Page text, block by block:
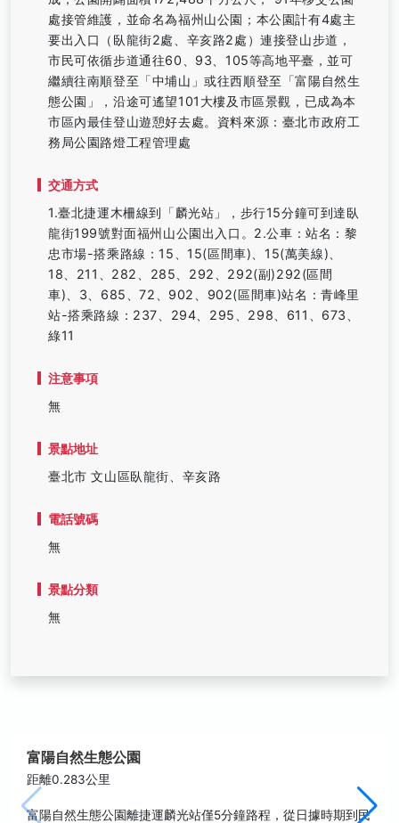
處接管維護，並命名為福州山公園；本公園計有4處主
要出入口（臥龍街2處、辛亥路2處）連接登山步道，
市民可依循步道通往60、93、105等高地平臺，並可
繼續往南順登至「中埔山」或往西順登至「富陽自然生
態公園」，沿途可遙望101大樓及市區景觀，已成為本
市區內最佳登山遊憩好去處。資料來源：臺北市政府工
務局公園路燈工程管理處
交通方式
1.臺北捷運木柵線到「麟光站」，步行15分鐘可到達臥
龍街199號對面福州山公園出入口。2.公車：站名：黎
忠市場-搭乘路線：15、15(區間車)、15(萬美線)、
18、211、282、285、292、292(副)292(區間
車)、3、685、72、902、902(區間車)站名：青峰里
站-搭乘路線：237、294、295、298、611、673、
綠11
注意事項
無
景點地址
臺北市 文山區臥龍街、辛亥路
電話號碼
無
景點分類
無
富陽自然生態公園
距離0.283公里
富陽自然生態公園離捷運麟光站僅5分鐘路程，從日據時期到民